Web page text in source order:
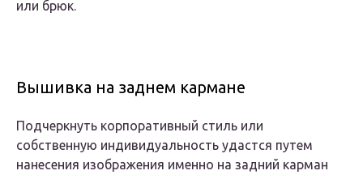
или брюк.
Вышивка на заднем кармане
Подчеркнуть корпоративный стиль или
собственную индивидуальность удастся путем
нанесения изображения именно на задний карман